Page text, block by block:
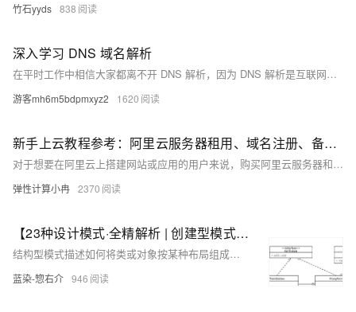
竹石yyds 838
深入学习 DNS 域名解析
在平时工作中相信大家都离不开 DNS 解析，因为 DNS 解析是互联网访问的第一步，无论是使用笔记本浏览器访问网络还是打开手机APP的时候，访问网络资源的第一步必然要经过DNS解析流程。
游客mh6m5bdpmxyz2 1620
新手上云教程参考：阿里云服务器租用、域名注册、备案及域名解析流程图文教程
对于想要在阿里云上搭建网站或应用的用户来说，购买阿里云服务器和注册域名，绑定以及备案的流程至关重要。本文将以图文形式为您介绍阿里云服务器购买、域名注册、备案及绑定的全流程，以供参考，帮助用户轻松上手。
弹性计算小冉 2370
【23种设计模式·全精解析 | 创建型模式篇】5种创建型模式的结构概述、实现、优缺点、扩展、使用场景、源码解析
结构型模式描述如何将类或对象按某种布局组成更大的结构。它分为类结构型模式和对象结构型模式，前者采用继承机制来组织接口和类，后者釆用组合或聚合来组合对象。由于组合关系或聚合关系比继承关系耦合度低，满足“合成复用原则”，所以对象结构型模式比类结构型模式具有更大的灵活性。 结构型模式分为以下 7 种： • 代理模式 • 适配器模式 • 装饰者模式 • 桥接模式 • 外观模式 • 组合模式 • 享元模式
蓝染-惣右介 946